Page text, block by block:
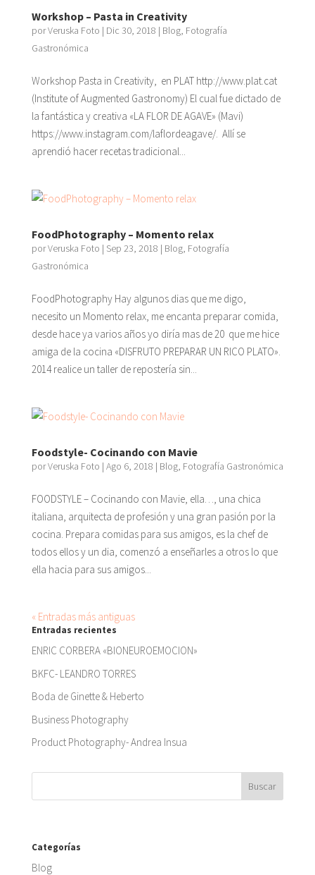
Workshop – Pasta in Creativity
porVeruska Foto | Dic 30, 2018 | Blog, Fotografía
Gastronómica
Workshop Pasta in Creativity, en PLAT http://www.plat.cat
(Institute of Augmented Gastronomy) El cual fue dictado de
la fantástica y creativa «LA FLOR DE AGAVE» (Mavi)
https://www.instagram.com/laflordeagave/. Allí se
aprendió hacer recetas tradicional...
FoodPhotography – Momento relax
porVeruska Foto | Sep 23, 2018 | Blog, Fotografía
Gastronómica
FoodPhotography Hay algunos dias que me digo,
necesito un Momento relax, me encanta preparar comida,
desde hace ya varios años yo diría mas de 20 que me hice
amiga de la cocina «DISFRUTO PREPARAR UN RICO PLATO».
2014 realice un taller de repostería sin...
Foodstyle- Cocinando con Mavie
porVeruska Foto | Ago 6, 2018 | Blog, Fotografía Gastronómica
FOODSTYLE – Cocinando con Mavie, ella…, una chica
italiana, arquitecta de profesión y una gran pasión por la
cocina. Prepara comidas para sus amigos, es la chef de
todos ellos y un dia, comenzó a enseñarles a otros lo que
ella hacia para sus amigos...
« Entradas más antiguas
Entradas recientes
ENRIC CORBERA «BIONEUROEMOCION»
BKFC- LEANDRO TORRES
Boda de Ginette & Heberto
Business Photography
Product Photography- Andrea Insua
Categorías
Blog